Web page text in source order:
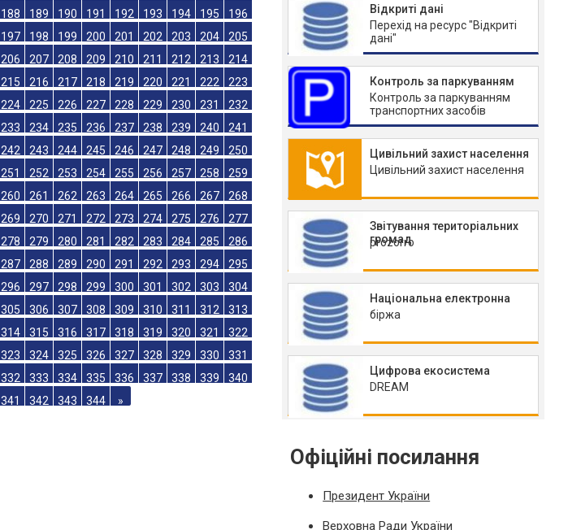
170
171 172 173 174 175 176 177
178
179
180 181 182 183 184 185 186
187
188
189 190 191 192 193 194 195
196
197
198 199 200 201 202 203 204
205
206
207 208 209 210 211 212 213
214
215
216 217 218 219 220 221 222
223
224
225 226 227 228 229 230 231
232
233
234 235 236 237 238 239 240
241
242
243 244 245 246 247 248 249
250
251
252 253 254 255 256 257 258
259
260
261 262 263 264 265 266 267
268
269
270 271 272 273 274 275 276
277
278
279 280 281 282 283 284 285
286
287
288 289 290 291 292 293 294
295
296
297 298 299 300 301 302 303
304
305
306 307 308 309 310 311 312
313
314
315 316 317 318 319 320 321
322
323
324 325 326 327
Відкриті дані
Перехід на ресурс "Відкриті
дані"
Контроль за паркуванням
Контроль за паркуванням
транспортних засобів
Цивільний захист населення
Цивільний захист населення
Звітування територіальних
громад
prozorro
Національна електронна
біржа
Цифрова екосистема
DREAM
Офіційні посилання
Президент України
Верховна Ради України